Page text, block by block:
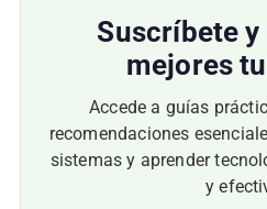
Suscríbete
mejores
Accede a guías
recomendaciones
sistemas y aprender
y